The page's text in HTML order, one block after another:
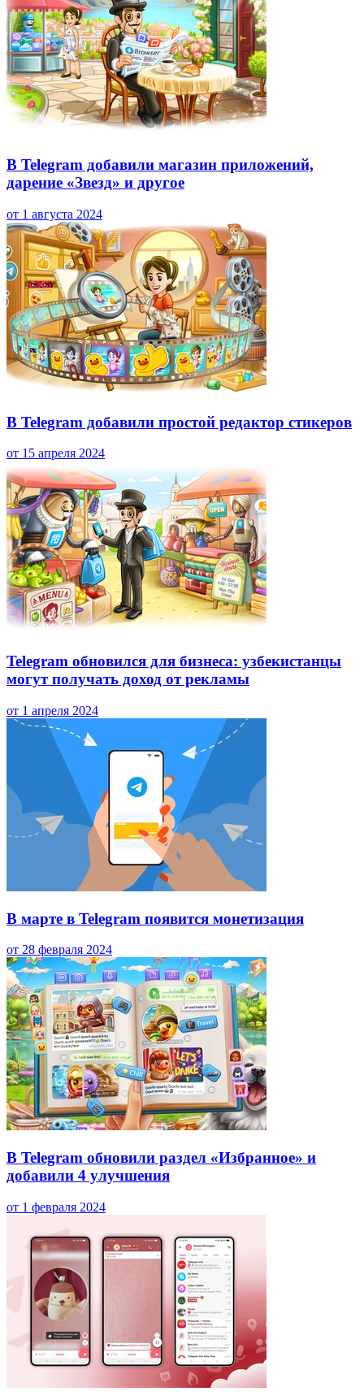
В Telegram добавили магазин приложений,
дарение «Звезд» и другое
от 1 августа 2024
В Telegram добавили простой редактор стикеров
от 15 апреля 2024
Telegram обновился для бизнеса: узбекистанцы
могут получать доход от рекламы
от 1 апреля 2024
В марте в Telegram появится монетизация
от 28 февраля 2024
В Telegram обновили раздел «Избранное» и
добавили 4 улучшения
от 1 февраля 2024